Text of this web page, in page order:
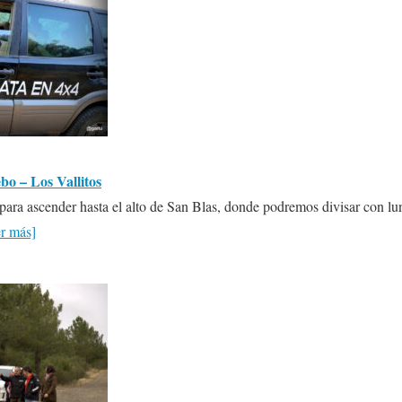
– Los Vallitos
ascender hasta el alto de San Blas, donde podremos divisar con
más]